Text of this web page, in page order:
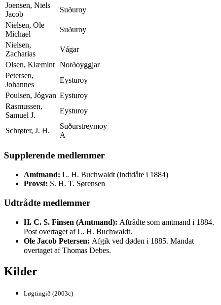
Joensen, Niels
Jacob
Suðuroy
Nielsen, Ole
Michael
Suðuroy
Nielsen,
Zacharias
Vágar
Olsen, Klæmint Norðoyggjar
Petersen,
Johannes
Eysturoy
Poulsen, Jógvan Eysturoy
Rasmussen,
Samuel J.
Eysturoy
Schrøter, J. H.
Suðurstreymoy
A
Supplerende medlemmer
Amtmand: L. H. Buchwaldt (indtdåte i 1884)
Provst: S. H. T. Sørensen
Udtrådte medlemmer
H. C. S. Finsen (Amtmand): Aftrådte som amtmand i 1884.
Post overtaget af L. H. Buchwaldt.
Ole Jacob Petersen: Afgik ved døden i 1885. Mandat
overtaget af Thomas Debes.
Kilder
Løgtingið (2003c)